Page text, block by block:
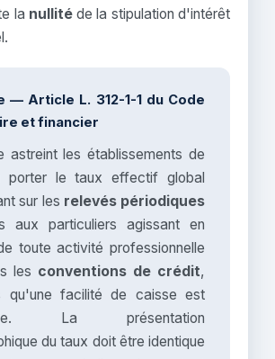
la nullitéde la stipulation d'intérêt
— Article L. 312-1-1 du Code
et financier
astreint les établissements de
porter le taux effectif global
sur les relevés périodiques
aux particuliers agissant en
toute activité professionnelle
les conventions de crédit,
qu'une facilité de caisse est
La présentation
du taux doit être identique